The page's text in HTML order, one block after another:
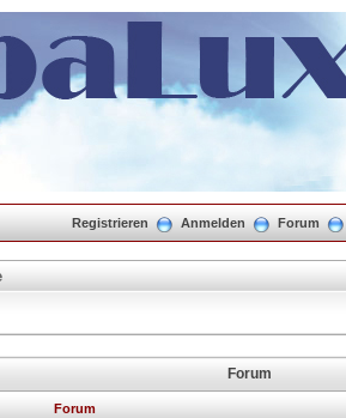
Registrieren Anmelden Forum
Forum
Forum